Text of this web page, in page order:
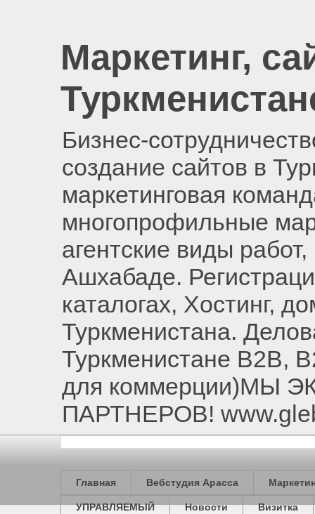
Маркетинг,
Бизнес-
создание сайтов в
маркетинговая
многопрофильные
агентские виды
Ашхабаде.
каталогах, Хостинг,
Туркменистана.
Туркменистане B2B,
для коммерции)МЫ
ПАРТНЕРОВ!
Главная Вебстудия Арасса
УПРАВЛЯЕМЫЙ Новости Визитка